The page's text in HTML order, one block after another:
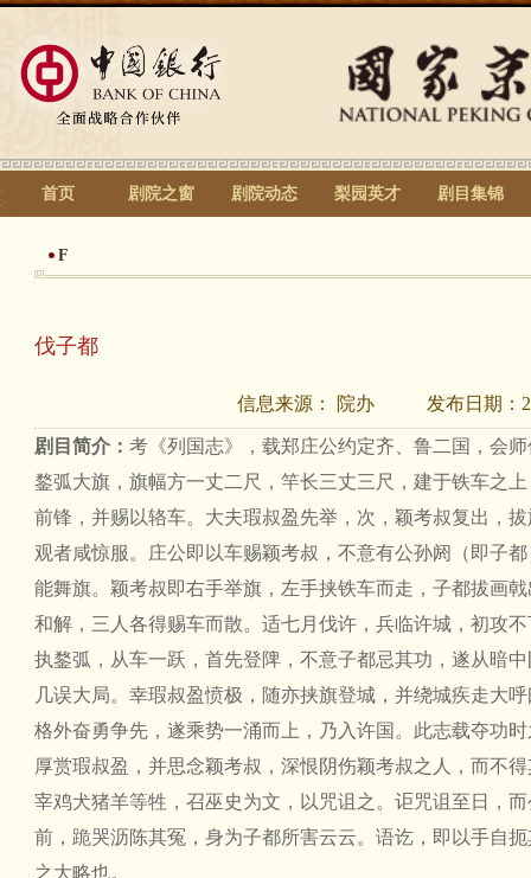
首页 剧院之窗 剧院动态 梨园英才 剧目集锦
F
伐子都
信息来源： 院办 发布日期：
剧目简介： 考《列国志》，载郑庄公约定齐、鲁二国，会
鍪弧大旗，旗幅方一丈二尺，竿长三丈三尺，建于铁车之
前锋，并赐以辂车。大夫瑕叔盈先举，次，颖考叔复出，
观者咸惊服。庄公即以车赐颖考叔，不意有公孙阏（即子
能舞旗。颖考叔即右手举旗，左手挟铁车而走，子都拔画
和解，三人各得赐车而散。适七月伐许，兵临许城，初攻
执鍪弧，从车一跃，首先登陴，不意子都忌其功，遂从暗
几误大局。幸瑕叔盈愤极，随亦挟旗登城，并绕城疾走大
格外奋勇争先，遂乘势一涌而上，乃入许国。此志载夺功
厚赏瑕叔盈，并思念颖考叔，深恨阴伤颖考叔之人，而不
宰鸡犬猪羊等牲，召巫史为文，以咒诅之。讵咒诅至日，
前，跪哭沥陈其冤，身为子都所害云云。语讫，即以手自
之大略也。